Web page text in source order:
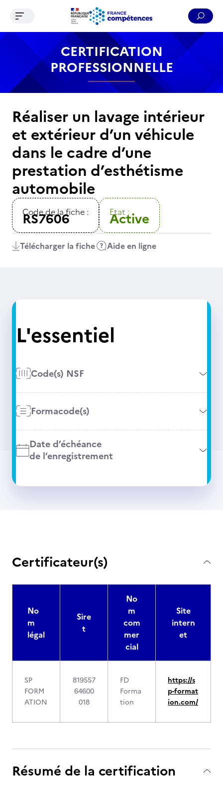
Contenu Recherche Menu Pied de page
Ouvrir le menu de navigation
CERTIFICATION
PROFESSIONNELLE
Réaliser un lavage intérieur
et extérieur d’un véhicule
dans le cadre d’une
prestation d’esthétisme
automobile
Code de la fiche :
RS7606 Etat :
Active
Télécharger la fiche Aide en ligne
L'essentiel
Code(s) NSF
Formacode(s)
Date d’échéance
de l’enregistrement
Certificateur(s)
No
m
légal
Sire
t
No
m
com
mer
cial
Site
intern
et
SP
FORM
ATION
819557
64600
018
FD
Forma
tion
https://s
p-format
ion.com/
Résumé de la certification